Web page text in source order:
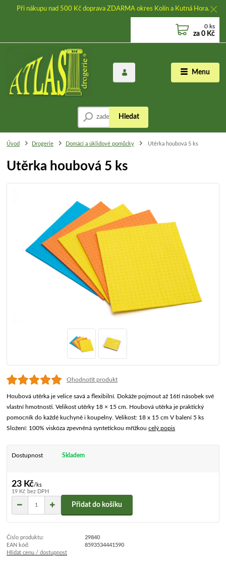
Při nákupu nad 500 Kč doprava ZDARMA okres Kolín a Kutná Hora.
Menu
Hledat
0 ks
za 0 Kč
Úvod Drogerie Domácí a úklidové pomůcky Utěrka houbová 5 ks
Utěrka houbová 5 ks
Ohodnotit produkt
Houbová utěrka je velice savá a flexibilní. Dokáže pojmout až 16ti násobek své
vlastní hmotnosti. Velikost utěrky 18 × 15 cm. Houbová utěrka je praktický
pomocník do každé kuchyně i koupelny. Velikost: 18 x 15 cm V balení 5 ks
Složení: 100% viskóza zpevněná syntetickou mřížkoucelý popis
Dostupnost Skladem
23 Kč/ks
19 Kč bez DPH
Přidat do košíku
Číslo produktu:
29840
EAN kód:
8593534441590
Hlídat cenu / dostupnost